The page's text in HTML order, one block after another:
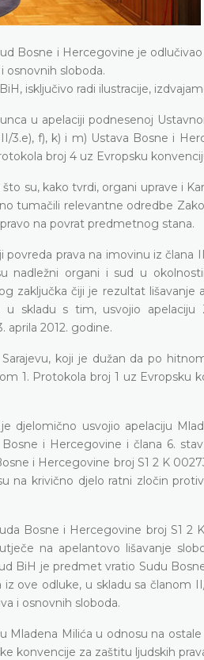
Bosne i Hercegovine je
osnovnih sloboda.
isključivo radi ilustracije,
u apelaciji podnesenoj
f), k) i m) Ustava Bosne i
broj 4 uz Evropsku
su, kako tvrdi, organi uprave i
tumačili relevantne odredbe
na povrat predmetnog stana.
prava na imovinu iz člana
nadležni organi i sud u
zaključka čiji je rezultat lišavanje
u skladu s tim, usvojio apelaciju
aprila 2012. godine.
koji je dužan da po
1. Protokola broj 1 uz Evropsku
djelomično usvojio apelaciju
i Hercegovine i člana 6.
i Hercegovine broj S1 2 K
krivično djelo ratni zločin
Bosne i Hercegovine broj S1 2
na apelantovo lišavanje
BiH je predmet vratio Sudu
ove odluke, u skladu sa članom
i osnovnih sloboda.
Mladena Milića u odnosu na
konvencije za zaštitu ljudskih